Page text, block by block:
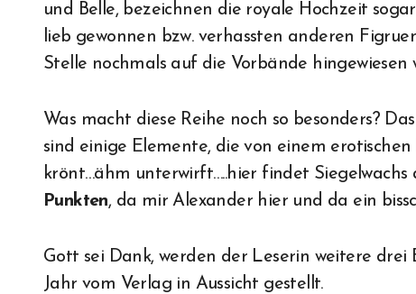
und Belle, bezeichnen die royale Hochzeit
lieb gewonnen bzw. verhassten anderen
Stelle nochmals auf die Vorbände hingewiesen
Was macht diese Reihe noch so besonders?
sind einige Elemente, die von einem
krönt…ähm unterwirft…..hier findet Siegelwachs
Punkten, da mir Alexander hier und da ein
Gott sei Dank, werden der Leserin weitere
Jahr vom Verlag in Aussicht gestellt.